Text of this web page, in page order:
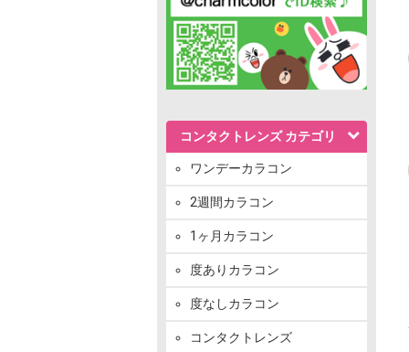
コンタクトレンズ カテゴリ
ワンデーカラコン
2週間カラコン
1ヶ月カラコン
度ありカラコン
度なしカラコン
コンタクトレンズ